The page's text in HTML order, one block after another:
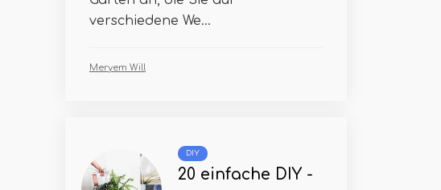
verschiedene We...
Meryem Will
DIY
20 einfache DIY -